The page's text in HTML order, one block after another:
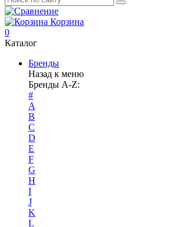
Корзина
0
Каталог
Бренды
Назад к меню
Бренды A-Z:
#
A
B
C
D
E
F
G
H
I
J
K
L